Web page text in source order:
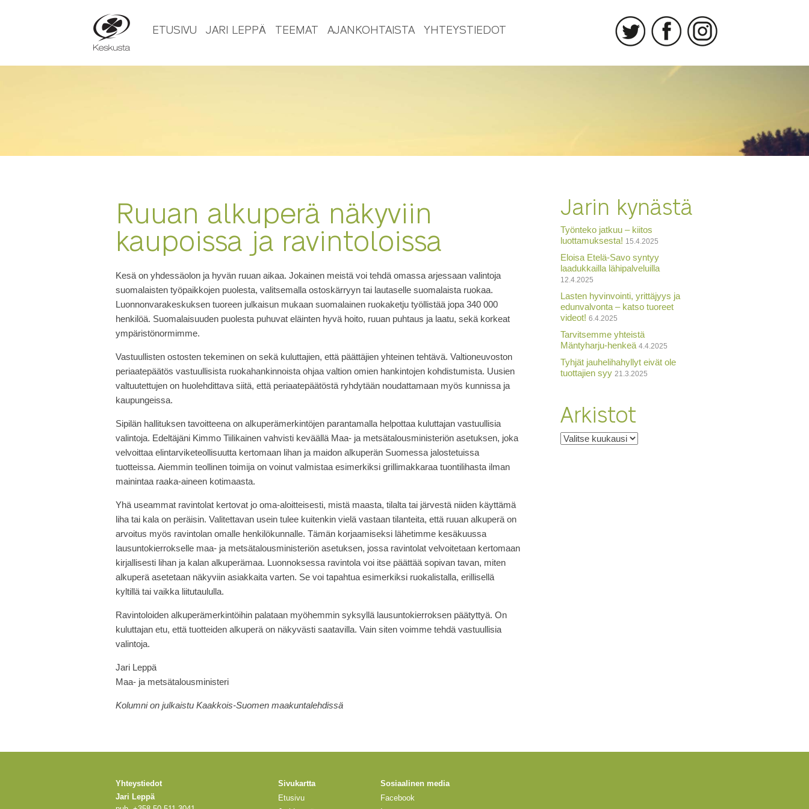
ETUSIVU JARI LEPPÄ TEEMAT AJANKOHTAISTA YHTEYSTIEDOT
Ruuan alkuperä näkyviin
kaupoissa ja ravintoloissa
Kesä on yhdessäolon ja hyvän ruuan aikaa. Jokainen meistä voi tehdä omassa arjessaan valintoja
suomalaisten työpaikkojen puolesta, valitsemalla ostoskärryyn tai lautaselle suomalaista ruokaa.
Luonnonvarakeskuksen tuoreen julkaisun mukaan suomalainen ruokaketju työllistää jopa 340 000
henkilöä. Suomalaisuuden puolesta puhuvat eläinten hyvä hoito, ruuan puhtaus ja laatu, sekä korkeat
ympäristönormimme.
Vastuullisten ostosten tekeminen on sekä kuluttajien, että päättäjien yhteinen tehtävä. Valtioneuvoston
periaatepäätös vastuullisista ruokahankinnoista ohjaa valtion omien hankintojen kohdistumista. Uusien
valtuutettujen on huolehdittava siitä, että periaatepäätöstä ryhdytään noudattamaan myös kunnissa ja
kaupungeissa.
Sipilän hallituksen tavoitteena on alkuperämerkintöjen parantamalla helpottaa kuluttajan vastuullisia
valintoja. Edeltäjäni Kimmo Tiilikainen vahvisti keväällä Maa- ja metsätalousministeriön asetuksen, joka
velvoittaa elintarviketeollisuutta kertomaan lihan ja maidon alkuperän Suomessa jalostetuissa
tuotteissa. Aiemmin teollinen toimija on voinut valmistaa esimerkiksi grillimakkaraa tuontilihasta ilman
mainintaa raaka-aineen kotimaasta.
Yhä useammat ravintolat kertovat jo oma-aloitteisesti, mistä maasta, tilalta tai järvestä niiden käyttämä
liha tai kala on peräisin. Valitettavan usein tulee kuitenkin vielä vastaan tilanteita, että ruuan alkuperä on
arvoitus myös ravintolan omalle henkilökunnalle. Tämän korjaamiseksi lähetimme kesäkuussa
lausuntokierrokselle maa- ja metsätalousministeriön asetuksen, jossa ravintolat velvoitetaan kertomaan
kirjallisesti lihan ja kalan alkuperämaa. Luonnoksessa ravintola voi itse päättää sopivan tavan, miten
alkuperä asetetaan näkyviin asiakkaita varten. Se voi tapahtua esimerkiksi ruokalistalla, erillisellä
kyltillä tai vaikka liitutaululla.
Ravintoloiden alkuperämerkintöihin palataan myöhemmin syksyllä lausuntokierroksen päätyttyä. On
kuluttajan etu, että tuotteiden alkuperä on näkyvästi saatavilla. Vain siten voimme tehdä vastuullisia
valintoja.
Jari Leppä
Maa- ja metsätalousministeri
Kolumni on julkaistu Kaakkois-Suomen maakuntalehdissä
Jarin kynästä
Työnteko jatkuu – kiitos
luottamuksesta! 15.4.2025
Eloisa Etelä-Savo syntyy
laadukkailla lähipalveluilla
12.4.2025
Lasten hyvinvointi, yrittäjyys ja
edunvalvonta – katso tuoreet
videot! 6.4.2025
Tarvitsemme yhteistä
Mäntyharju-henkeä 4.4.2025
Tyhjät jauhelihahyllyt eivät ole
tuottajien syy 21.3.2025
Arkistot
Arkistot
Yhteystiedot
Jari Leppä
Sivukartta
Etusivu
Sosiaalinen media
Facebook